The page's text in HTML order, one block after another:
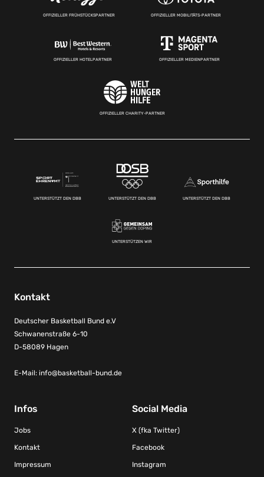
OFFIZIELLER FRÜHSTÜCKSPARTNER OFFIZIELLER MOBILITÄTS-PARTNER
OFFIZIELLER HOTELPARTNER OFFIZIELLER MEDIENPARTNER
OFFIZIELLER CHARITY-PARTNER
UNTERSTÜTZT DEN DBB UNTERSTÜTZT DEN DBB UNTERSTÜTZT DEN DBB
UNTERSTÜTZEN WIR
Kontakt
Deutscher Basketball Bund e.V
Schwanenstraße 6-10
D-58089 Hagen
E-Mail: info@basketball-bund.de
Infos
Jobs
Kontakt
Impressum
Social Media
X (fka Twitter)
Facebook
Instagram